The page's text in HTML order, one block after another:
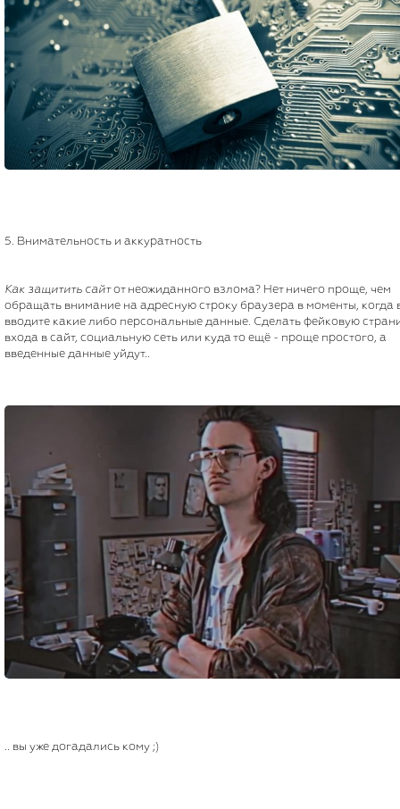
5. Внимательность и аккуратность
Как защитить сайтот неожиданного взлома? Нет ничего проще, чем
обращать внимание на адресную строку браузера в моменты, когда
вводите какие либо персональные данные. Сделать фейковую
входа в сайт, социальную сеть или куда то ещё - проще простого, а
введенные данные уйдут..
.. вы уже догадались кому ;)